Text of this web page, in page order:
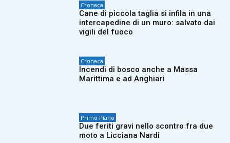
Cronaca
Cane di piccola taglia si infila in una
intercapedine di un muro: salvato dai
vigili del fuoco
Cronaca
Incendi di bosco anche a Massa
Marittima e ad Anghiari
Primo Piano
Due feriti gravi nello scontro fra due
moto a Licciana Nardi